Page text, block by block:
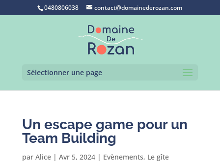
0480806038 contact@domainederozan.com
Sélectionner une page
Un escape game pour un
Team Building
par Alice| Avr 5, 2024| Evènements, Le gîte